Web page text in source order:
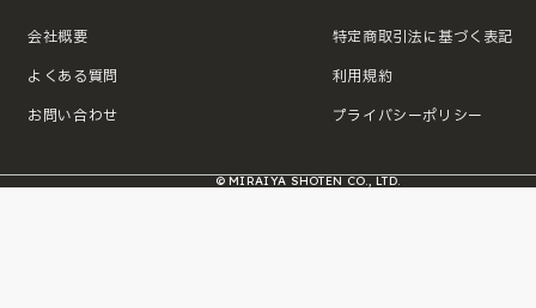
会社概要
よくある質問
お問い合わせ
特定商取引法に基づく表記
利用規約
プライバシーポリシー
© MIRAIYA SHOTEN CO., LTD.